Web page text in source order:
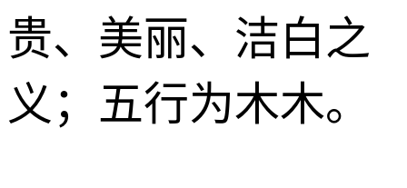
贵、美丽、洁白之
义；五行为木木。